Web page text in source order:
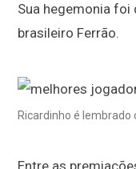
Sua hegemonia foi
brasileiro Ferrão.
Ricardinho é lembrado